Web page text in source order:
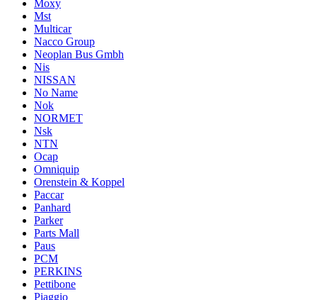
Moxy
Mst
Multicar
Nacco Group
Neoplan Bus Gmbh
Nis
NISSAN
No Name
Nok
NORMET
Nsk
NTN
Ocap
Omniquip
Orenstein & Koppel
Paccar
Panhard
Parker
Parts Mall
Paus
PCM
PERKINS
Pettibone
Piaggio